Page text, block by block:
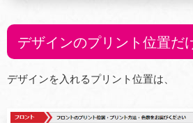
デザインのプリント位置だ
デザインを入れるプリント位置は、